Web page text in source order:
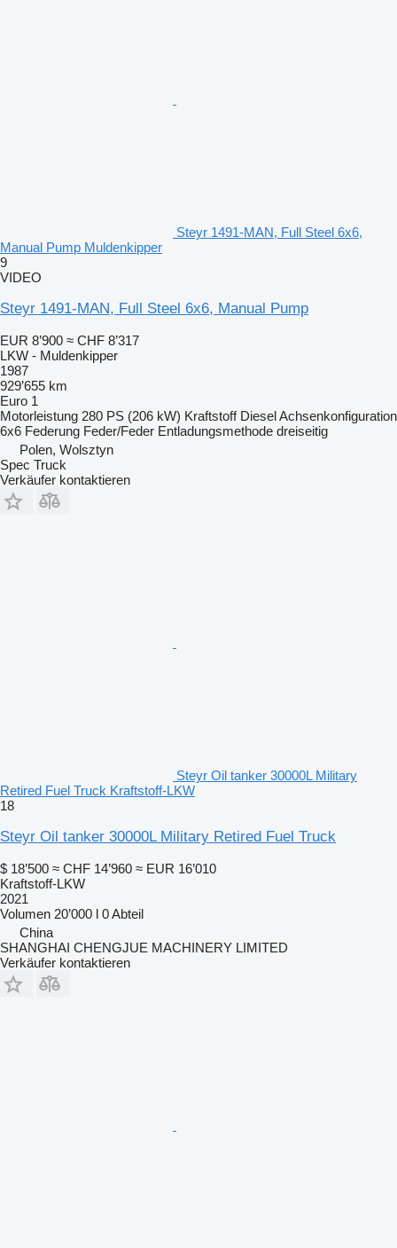
Steyr 1491-MAN, Full Steel 6x6,
Manual Pump Muldenkipper
9
VIDEO
Steyr 1491-MAN, Full Steel 6x6, Manual Pump
EUR 8’900 ≈ CHF 8’317
LKW - Muldenkipper
1987
929’655 km
Euro 1
Motorleistung 280 PS (206 kW) Kraftstoff DieselAchsenkonfiguration
6x6 Federung Feder/Feder Entladungsmethode dreiseitig
Polen, Wolsztyn
Spec Truck
Verkäufer kontaktieren
Steyr Oil tanker 30000L Military
Retired Fuel Truck Kraftstoff-LKW
18
Steyr Oil tanker 30000L Military Retired Fuel Truck
$ 18’500 ≈ CHF 14’960 ≈ EUR 16’010
Kraftstoff-LKW
2021
Volumen 20’000 l 0 Abteil
China
SHANGHAI CHENGJUE MACHINERY LIMITED
Verkäufer kontaktieren